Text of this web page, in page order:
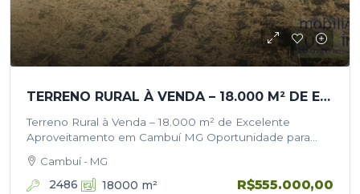
TERRENO RURAL À VENDA – 18.000 M² DE EXCELENTE APROVEITAMENTO EM CAMBUÍ MG
Terreno Rural à Venda – 18.000 m² de Excelente
Aproveitamento em Cambuí MG Oportunidade para
quem busca investir ou construir em uma localização
privilegiada no Sul de Minas!…
Cambuí - MG
2486 18000 m² R$555.000,00